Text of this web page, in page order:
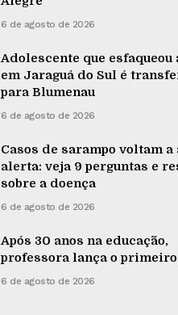
6 de agosto de 2026
Adolescente que esfaqueou
em Jaraguá do Sul é
para Blumenau
6 de agosto de 2026
Casos de sarampo voltam
alerta: veja 9 perguntas e
sobre a doença
6 de agosto de 2026
Após 30 anos na educação,
professora lança o
6 de agosto de 2026